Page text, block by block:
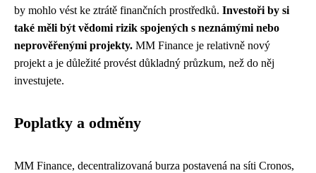
by mohlo vést ke ztrátě finančních prostředků. Investoři by si
také měli být vědomi rizik spojených s neznámými nebo
neprověřenými projekty. MM Finance je relativně nový
projekt a je důležité provést důkladný průzkum, než do něj
investujete.
Poplatky a odměny
MM Finance, decentralizovaná burza postavená na síti Cronos,